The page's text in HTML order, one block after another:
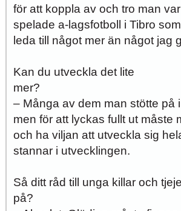
för att koppla av och tro man
spelade a-lagsfotboll i Tibro
leda till något mer än något
Kan du utveckla det lite
– Många av dem man stötte på
men för att lyckas fullt ut måste
och ha viljan att utveckla sig
stannar i utvecklingen.
Så ditt råd till unga killar och